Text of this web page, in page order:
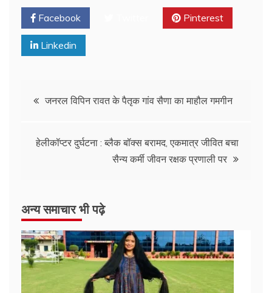
Facebook Pinterest
Linkedin
जनरल विपिन रावत के पैतृक गांव सैणा का माहौल गमगीन
हेलीकॉप्टर दुर्घटना : ब्लैक बॉक्स बरामद, एकमात्र जीवित बचा
सैन्य कर्मी जीवन रक्षक प्रणाली पर
अन्य समाचार भी पढ़े